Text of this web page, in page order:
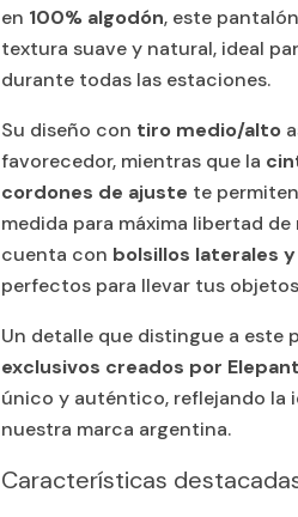
en 100% algodón, este
textura suave y natural, ideal
durante todas las estaciones.
Su diseño con tiro medio/alto
favorecedor, mientras que la
cordones de ajuste te
medida para máxima libertad
cuenta con bolsillos laterales
perfectos para llevar tus
Un detalle que distingue a este
exclusivos creados por
único y auténtico, reflejando la
nuestra marca argentina.
Características